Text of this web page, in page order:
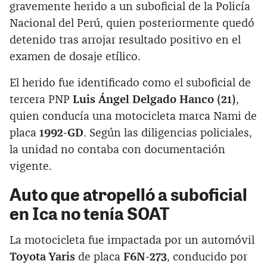
gravemente herido a un suboficial de la Policía
Nacional del Perú, quien posteriormente quedó
detenido tras arrojar resultado positivo en el
examen de dosaje etílico.
El herido fue identificado como el suboficial de
tercera PNP Luis Ángel Delgado Hanco (21),
quien conducía una motocicleta marca Nami de
placa 1992-GD. Según las diligencias policiales,
la unidad no contaba con documentación
vigente.
Auto que atropelló a suboficial
en Ica no tenía SOAT
La motocicleta fue impactada por un automóvil
Toyota Yaris de placa F6N-273, conducido por